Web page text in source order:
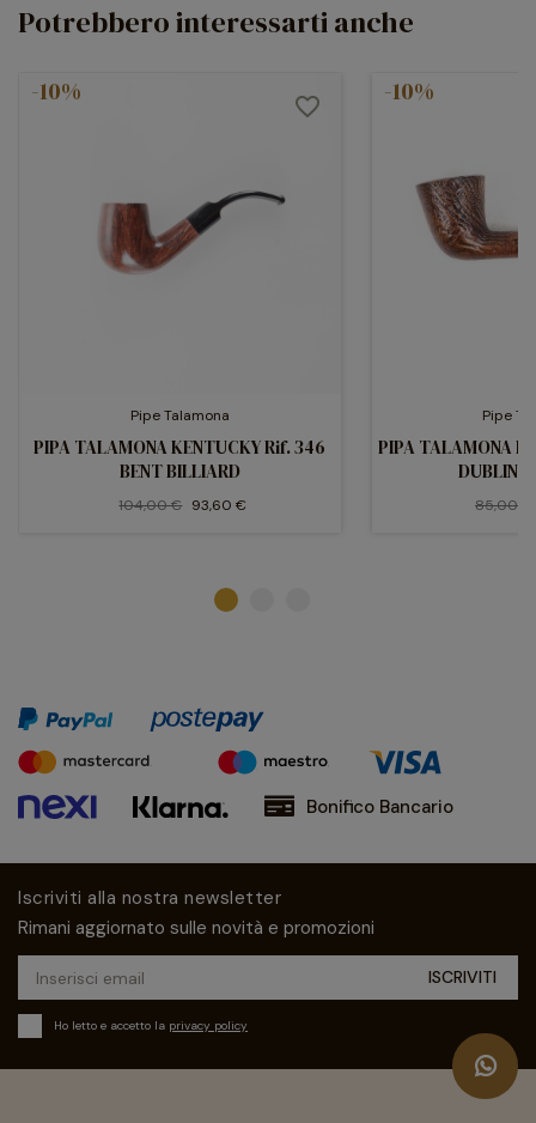
Potrebbero interessarti anche
-10%
Pipe Talamona
PIPA TALAMONA KENTUCKY Rif. 346
BENT BILLIARD
104,00 € 93,60 €
favorite_border -10%
Pipe
PIPA TALAMONA
DUBLIN
85,00 €
Bonifico Bancario
Iscriviti alla nostra newsletter
Rimani aggiornato sulle novità e promozioni
Ho letto e accetto la privacy policy